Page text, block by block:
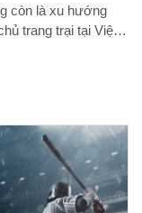
còn là xu hướng
trang trại tại Việt
chỉ tiết kiệm chi